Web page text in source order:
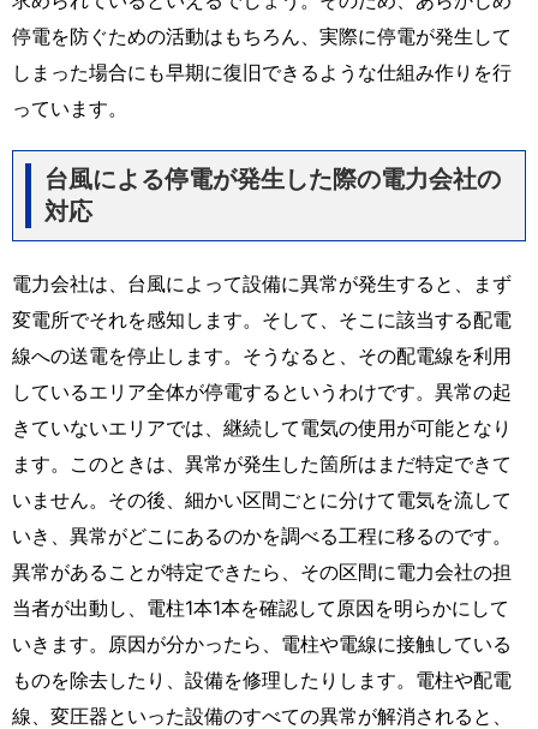
停電を防ぐための活動はもちろん、実際に停電が発生して
しまった場合にも早期に復旧できるような仕組み作りを行
っています。
台風による停電が発生した際の電力会社の
対応
電力会社は、台風によって設備に異常が発生すると、まず
変電所でそれを感知します。そして、そこに該当する配電
線への送電を停止します。そうなると、その配電線を利用
しているエリア全体が停電するというわけです。異常の起
きていないエリアでは、継続して電気の使用が可能となり
ます。このときは、異常が発生した箇所はまだ特定できて
いません。その後、細かい区間ごとに分けて電気を流して
いき、異常がどこにあるのかを調べる工程に移るのです。
異常があることが特定できたら、その区間に電力会社の担
当者が出動し、電柱1本1本を確認して原因を明らかにして
いきます。原因が分かったら、電柱や電線に接触している
ものを除去したり、設備を修理したりします。電柱や配電
線、変圧器といった設備のすべての異常が解消されると、